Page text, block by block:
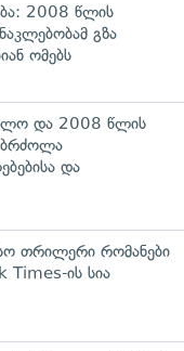
2008 წლის
გზა
ომებს
და 2008 წლის
ბრძოლა
და
თრილერი რომანები
Times-ის სია